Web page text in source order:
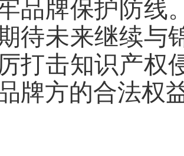
品牌保护防线
待未来继续与
厉打击知识产权
牌方的合法权